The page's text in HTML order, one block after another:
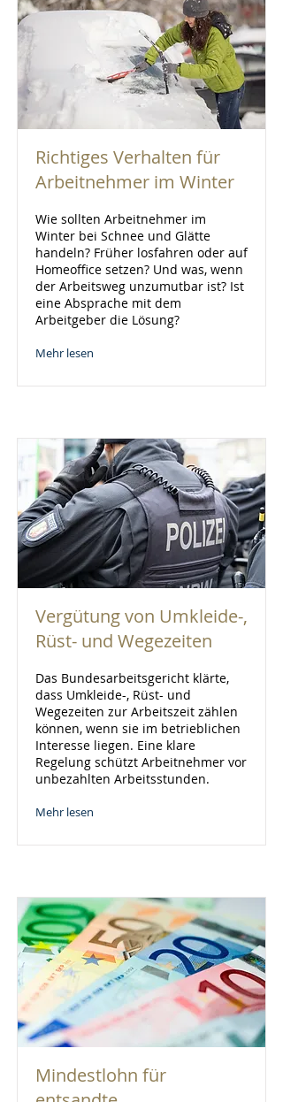
Richtiges Verhalten für
Arbeitnehmer im Winter
Wie sollten Arbeitnehmer im
Winter bei Schnee und Glätte
handeln? Früher losfahren oder auf
Homeoffice setzen? Und was, wenn
der Arbeitsweg unzumutbar ist? Ist
eine Absprache mit dem
Arbeitgeber die Lösung?
Mehr lesen
Vergütung von Umkleide-,
Rüst- und Wegezeiten
Das Bundesarbeitsgericht klärte,
dass Umkleide-, Rüst- und
Wegezeiten zur Arbeitszeit zählen
können, wenn sie im betrieblichen
Interesse liegen. Eine klare
Regelung schützt Arbeitnehmer vor
unbezahlten Arbeitsstunden.
Mehr lesen
Mindestlohn für